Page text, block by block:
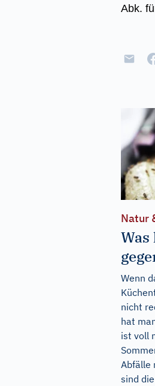
Abk.
Natur
Wenn
nicht
hat
ist voll
Abfälle
sind